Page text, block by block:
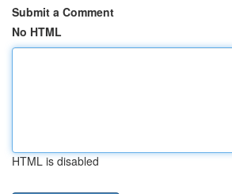
Submit a Comment
No HTML
HTML is disabled